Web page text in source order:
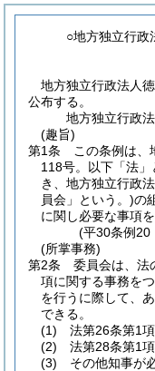
○地方独立行政
地方独立行政法人
公布する。
地方独立行政
(趣旨)
第1条
この条例は、
118号。以下「法」
き、地方独立行政
員会」という。)の
に関し必要な事項
(平30条例20
(所掌事務)
第2条
委員会は、法
項に関する事務を
を行うに際して、
できる。
(1)
法第26条第1
(2)
法第28条第1
(3)
その他知事が